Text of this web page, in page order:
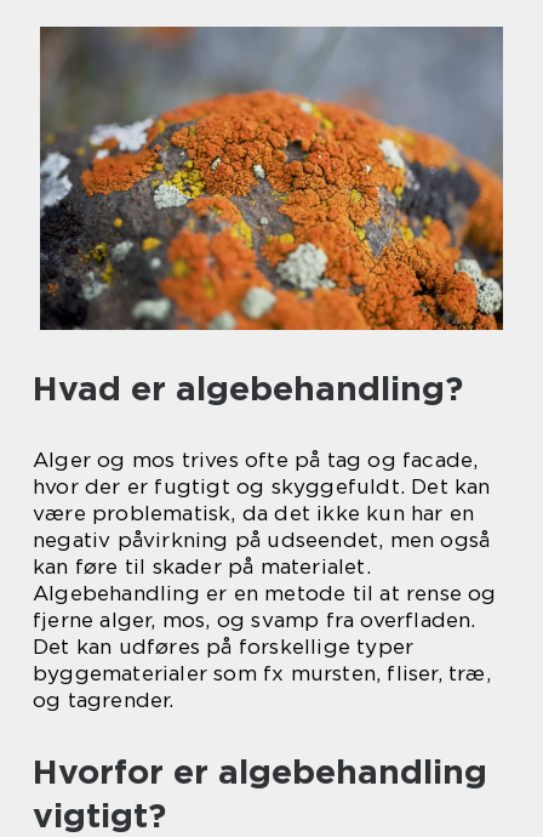
Hvad er algebehandling?
Alger og mos trives ofte på tag og facade,
hvor der er fugtigt og skyggefuldt. Det kan
være problematisk, da det ikke kun har en
negativ påvirkning på udseendet, men også
kan føre til skader på materialet.
Algebehandling er en metode til at rense og
fjerne alger, mos, og svamp fra overfladen.
Det kan udføres på forskellige typer
byggematerialer som fx mursten, fliser, træ,
og tagrender.
Hvorfor er algebehandling
vigtigt?